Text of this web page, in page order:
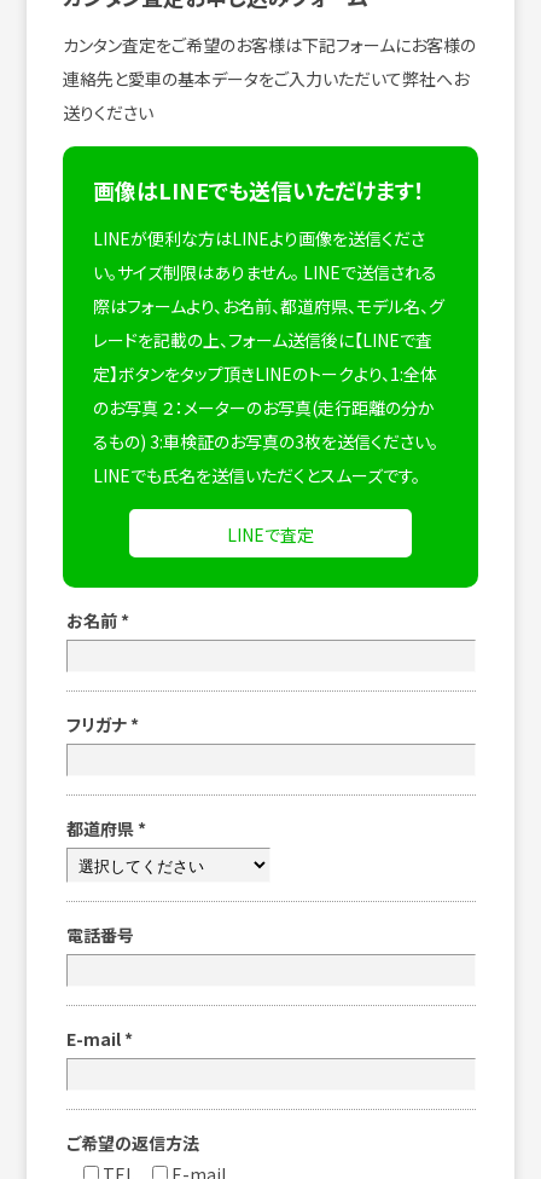
カンタン査定をご希望のお客様は下記フォームにお客様の
連絡先と愛車の基本データをご入力いただいて弊社へお
送りください
画像はLINEでも送信いただけます！
LINEが便利な方はLINEより画像を送信くださ
い。サイズ制限はありません。 LINEで送信される
際はフォームより、お名前、都道府県、モデル名、グ
レードを記載の上、フォーム送信後に【LINEで査
定】ボタンをタップ頂きLINEのトークより、1:全体
のお写真 ２：メーターのお写真(走行距離の分か
るもの) 3:車検証のお写真の3枚を送信ください。
LINEでも氏名を送信いただくとスムーズです。
LINEで査定
お名前 *
フリガナ *
都道府県 *
電話番号
E-mail *
ご希望の返信方法